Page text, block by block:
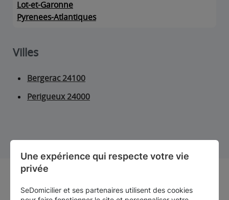
Lot-et-Garonne
Pyrenees-Atlantiques
Villes
Bergerac 24100
Perigueux 24000
Une expérience qui respecte votre vie
privée
SeDomicilier et ses partenaires utilisent des cookies